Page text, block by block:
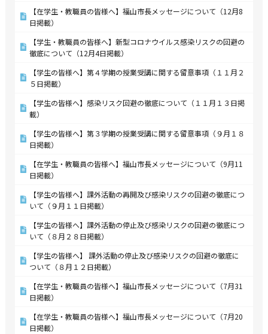
【在学生・教職員の皆様へ】福山市長メッセージについて（12月8
日掲載）
【学生・教職員の皆様へ】新型コロナウイルス感染リスクの回避の
徹底について（12月4日掲載）
【学生の皆様へ】第４学期の授業受講に関する留意事項（１１月２
５日掲載）
【学生の皆様へ】感染リスク回避の徹底について（１１月１３日掲
載）
【学生の皆様へ】第３学期の授業受講に関する留意事項（９月１８
日掲載）
【在学生・教職員の皆様へ】福山市長メッセージについて（9月11
日掲載）
【学生の皆様へ】課外活動の再開及び感染リスクの回避の徹底につ
いて（９月１１日掲載）
【学生の皆様へ】課外活動の停止及び感染リスクの回避の徹底につ
いて（８月２８日掲載）
【学生の皆様へ】 課外活動の停止及び感染リスクの回避の徹底に
ついて（８月１２日掲載）
【在学生・教職員の皆様へ】福山市長メッセージについて（7月31
日掲載）
【在学生・教職員の皆様へ】福山市長メッセージについて（7月20
日掲載）